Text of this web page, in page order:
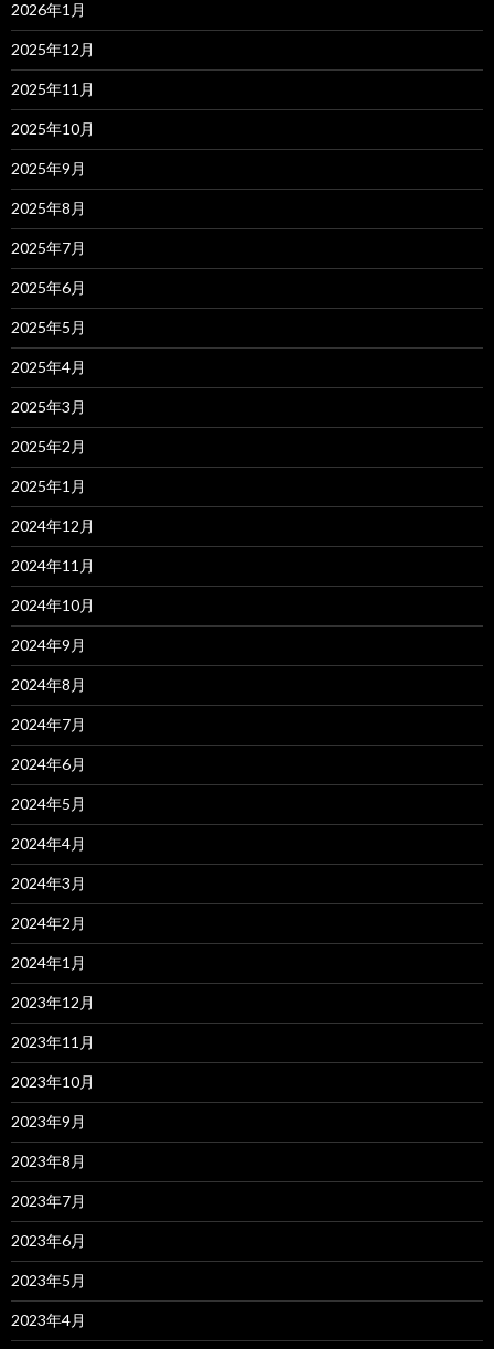
2026年1月
2025年12月
2025年11月
2025年10月
2025年9月
2025年8月
2025年7月
2025年6月
2025年5月
2025年4月
2025年3月
2025年2月
2025年1月
2024年12月
2024年11月
2024年10月
2024年9月
2024年8月
2024年7月
2024年6月
2024年5月
2024年4月
2024年3月
2024年2月
2024年1月
2023年12月
2023年11月
2023年10月
2023年9月
2023年8月
2023年7月
2023年6月
2023年5月
2023年4月